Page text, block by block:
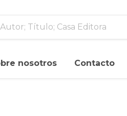
nosotros Contacto